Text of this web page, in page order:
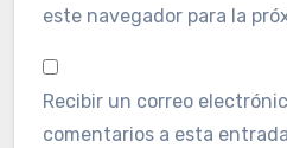
este navegador para la
Recibir un correo
comentarios a esta